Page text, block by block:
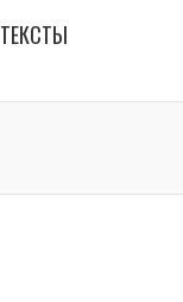
ТЕКСТЫ